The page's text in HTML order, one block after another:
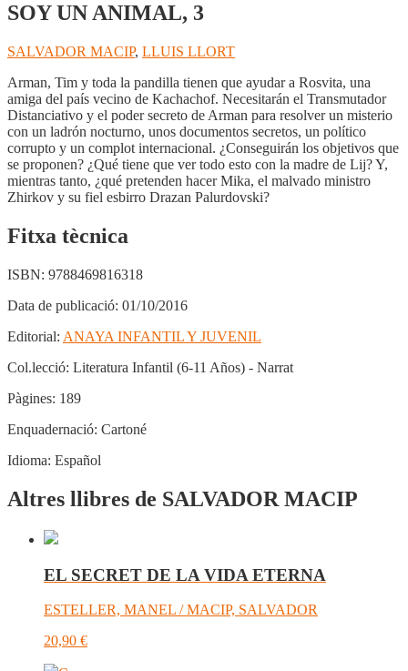
SOY UN ANIMAL, 3
SALVADOR MACIP, LLUIS LLORT
Arman, Tim y toda la pandilla tienen que ayudar a Rosvita, una
amiga del país vecino de Kachachof. Necesitarán el Transmutador
Distanciativo y el poder secreto de Arman para resolver un misterio
con un ladrón nocturno, unos documentos secretos, un político
corrupto y un complot internacional. ¿Conseguirán los objetivos que
se proponen? ¿Qué tiene que ver todo esto con la madre de Lij? Y,
mientras tanto, ¿qué pretenden hacer Mika, el malvado ministro
Zhirkov y su fiel esbirro Drazan Palurdovski?
Fitxa tècnica
ISBN: 9788469816318
Data de publicació: 01/10/2016
Editorial: ANAYA INFANTIL Y JUVENIL
Col.lecció: Literatura Infantil (6-11 Años) - Narrat
Pàgines: 189
Enquadernació: Cartoné
Idioma: Español
Altres llibres de SALVADOR MACIP
EL SECRET DE LA VIDA ETERNA
ESTELLER, MANEL / MACIP, SALVADOR
20,90 €